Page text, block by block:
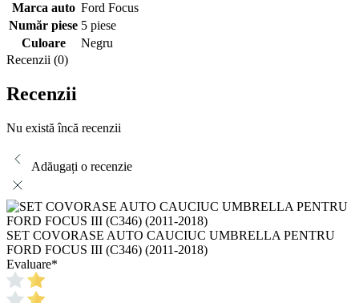
Marca auto Ford Focus
Număr piese 5 piese
Culoare
Negru
Recenzii (0)
Recenzii
Nu există încă recenzii
Adăugați o recenzie
SET COVORASE AUTO CAUCIUC UMBRELLA PENTRU
FORD FOCUS III (C346) (2011-2018)
Evaluare*